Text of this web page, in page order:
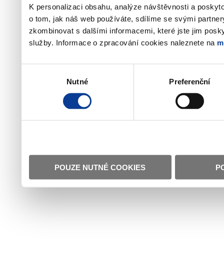
K personalizaci obsahu, analýze návštěvnosti a
o tom, jak náš web používáte, sdílíme se svými
zkombinovat s dalšími informacemi, které jste jim
služby. Informace o zpracování cookies naleznete na
Nutné Preferenční
POUZE NUTNÉ COOKIES